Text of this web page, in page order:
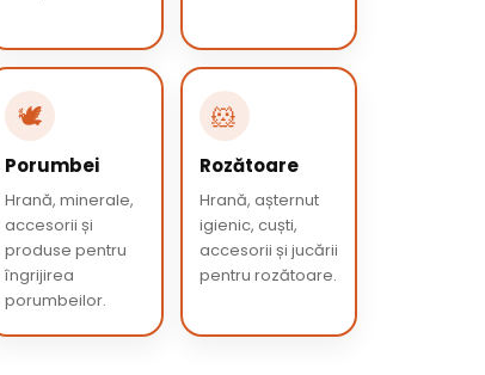
🕊️
Porumbei
Hrană, minerale,
accesorii și
produse pentru
îngrijirea
porumbeilor.
🐹
Rozătoare
Hrană, așternut
igienic, cuști,
accesorii și jucării
pentru rozătoare.